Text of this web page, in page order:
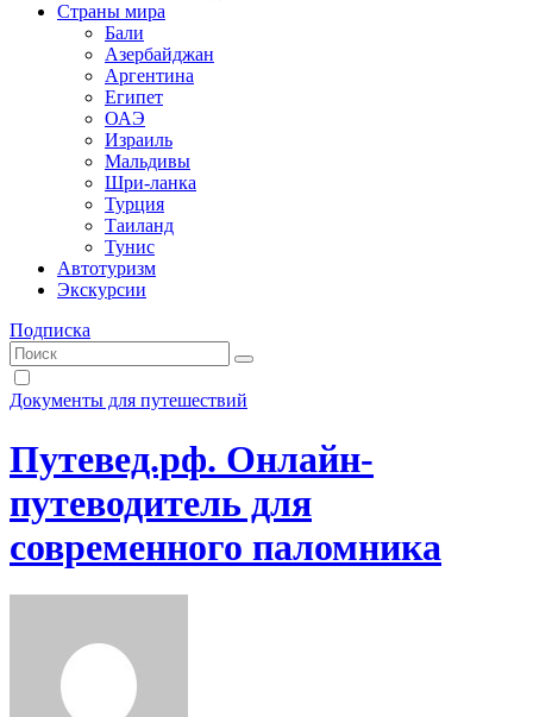
Страны мира
Бали
Азербайджан
Аргентина
Египет
ОАЭ
Израиль
Мальдивы
Шри-ланка
Турция
Таиланд
Тунис
Автотуризм
Экскурсии
Подписка
Документы для путешествий
Путевед.рф. Онлайн-
путеводитель для
современного паломника